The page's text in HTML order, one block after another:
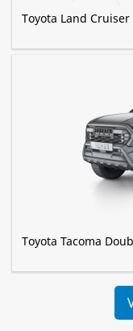
Toyota Land Cruiser
Toyota Tacoma